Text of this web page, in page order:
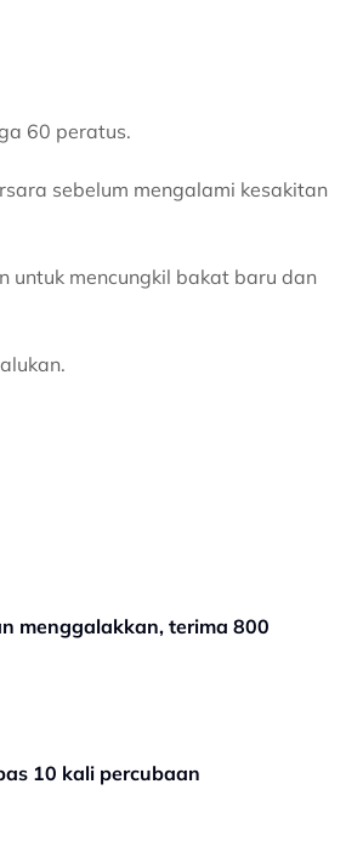
60 peratus.
sebelum mengalami kesakitan
untuk mencungkil bakat baru dan
menggalakkan, terima 800
10 kali percubaan